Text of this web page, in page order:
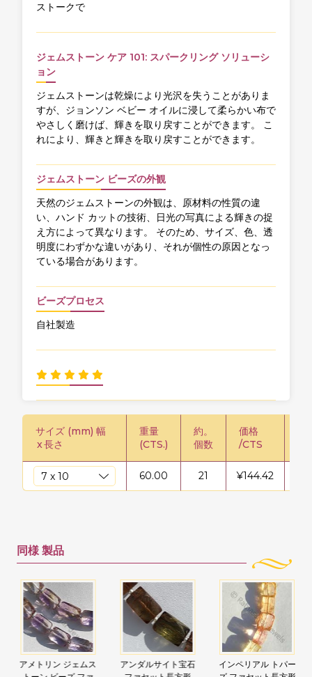
ストークで
ジェムストーン ケア 101: スパークリング ソリューシ
ョン
ジェムストーンは乾燥により光沢を失うことがありま
すが、ジョンソン ベビー オイルに浸して柔らかい布で
やさしく磨けば、輝きを取り戻すことができます。 こ
れにより、輝きと輝きを取り戻すことができます。
ジェムストーン ビーズの外観
天然のジェムストーンの外観は、原材料の性質の違
い、ハンド カットの技術、日光の写真による輝きの捉
え方によって異なります。 そのため、サイズ、色、透
明度にわずかな違いがあり、それが個性の原因となっ
ている場合があります。
ビーズプロセス
自社製造
サイズ (mm) 幅
x長さ
重量
(CTS.)
約。
個数
価格
/CTS
60.00 21 ¥144.42
同様 製品
アメトリン ジェムス
アンダルサイト宝石
インペリアル トパー